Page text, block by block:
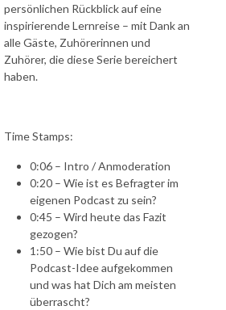
persönlichen Rückblick auf eine
inspirierende Lernreise – mit Dank an
alle Gäste, Zuhörerinnen und
Zuhörer, die diese Serie bereichert
haben.
Time Stamps:
0:06 – Intro / Anmoderation
0:20 – Wie ist es Befragter im
eigenen Podcast zu sein?
0:45 – Wird heute das Fazit
gezogen?
1:50 – Wie bist Du auf die
Podcast-Idee aufgekommen
und was hat Dich am meisten
überrascht?